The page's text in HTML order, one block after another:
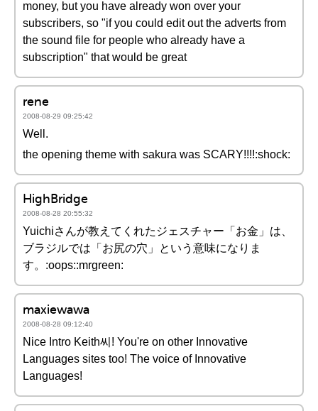
money, but you have already won over your
subscribers, so "if you could edit out the adverts from
the sound file for people who already have a
subscription" that would be great
rene
2008-08-29 09:25:42
Well.
the opening theme with sakura was SCARY!!!!:shock:
HighBridge
2008-08-28 20:55:32
Yuichiさんが教えてくれたジェスチャー「お金」は、
ブラジルでは「お尻の穴」という意味になりま
す。:oops::mrgreen:
maxiewawa
2008-08-28 09:12:40
Nice Intro Keith씨! You're on other Innovative
Languages sites too! The voice of Innovative
Languages!